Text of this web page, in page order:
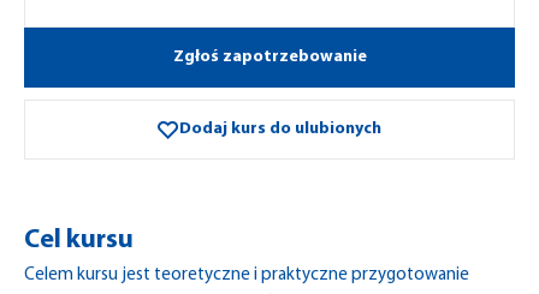
Zgłoś zapotrzebowanie
Dodaj kurs do ulubionych
Cel kursu
Celem kursu jest teoretyczne i praktyczne przygotowanie